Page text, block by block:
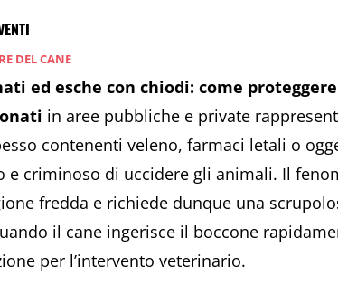
DEL CANE
ed esche con chiodi: come
in aree pubbliche e private
contenenti veleno, farmaci letali o
e criminoso di uccidere gli animali. Il
fredda e richiede dunque una
il cane ingerisce il boccone
per l’intervento veterinario.